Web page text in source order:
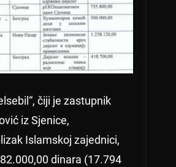
čiji je zastupnik
iz Sjenice,
Islamskoj zajednici,
dinara (17.794